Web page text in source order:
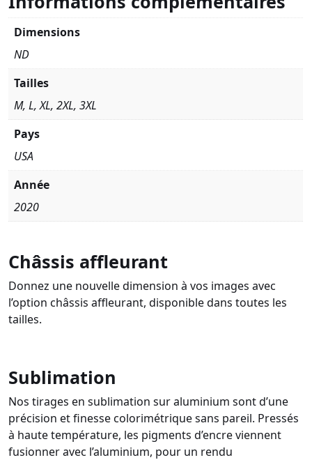
Châssis affleurant
Donnez une nouvelle dimension à vos images avec
l’option châssis affleurant, disponible dans toutes les
tailles.
Sublimation
Nos tirages en sublimation sur aluminium sont d’une
précision et finesse colorimétrique sans pareil. Pressés
à haute température, les pigments d’encre viennent
fusionner avec l’aluminium, pour un rendu
Dimensions
ND
Tailles
M, L, XL, 2XL, 3XL
Pays
USA
Année
2020